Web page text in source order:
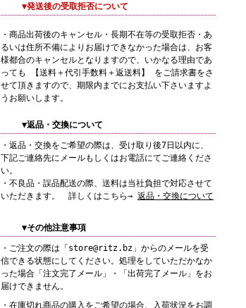
▼発送後の受取拒否について
・商品出荷後のキャンセル・長期不在等の受取拒否・あ
るいは住所不備によりお届けできなかった場合は、お客
様都合のキャンセルとなりますので、いかなる理由であ
っても 【送料＋代引手数料＋返送料】 をご請求書をさ
せて頂きますので、期限内までにお支払い下さいますよ
うお願いします。
▼返品・交換について
・返品・交換をご希望の際は、受け取り後7日以内に、
下記ご連絡先にメールもしくはお電話にてご連絡くださ
い。
・不良品・誤品配送の際、送料は当社負担で対応させて
いただきます。 詳しくはこちら→返品・交換について
▼その他注意事項
・ご注文の際は「store@ritz.bz」からのメールを受
信できる状態にしてください。処理をしていただかなか
った場合「注文完了メール」・「出荷完了メール」をお
届けできません。
・在庫切れ商品の購入をご希望の場合、入荷状況をお調